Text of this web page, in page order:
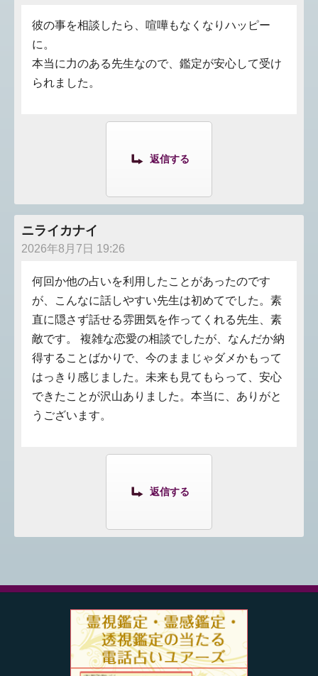
彼の事を相談したら、喧嘩もなくなりハッピー
に。
本当に力のある先生なので、鑑定が安心して受け
られました。
返信する
ニライカナイ
2026年8月7日 19:26
何回か他の占いを利用したことがあったのです
が、こんなに話しやすい先生は初めてでした。素
直に隠さず話せる雰囲気を作ってくれる先生、素
敵です。 複雑な恋愛の相談でしたが、なんだか納
得することばかりで、今のままじゃダメかもって
はっきり感じました。未来も見てもらって、安心
できたことが沢山ありました。本当に、ありがと
うございます。
返信する